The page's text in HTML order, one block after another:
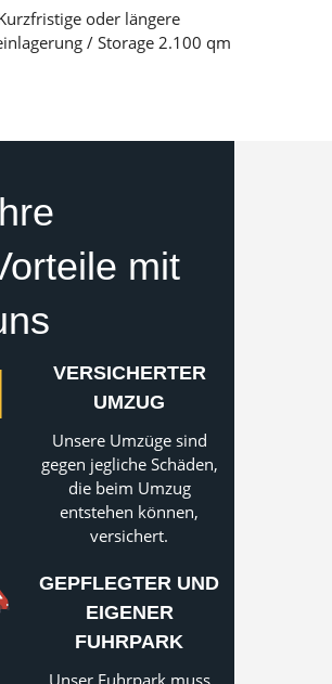
oder längere
/ Storage 2.100 qm
mit
VERSICHERTER
UMZUG
Unsere Umzüge sind
gegen jegliche Schäden,
die beim Umzug
entstehen können,
versichert.
GEPFLEGTER UND
EIGENER
FUHRPARK